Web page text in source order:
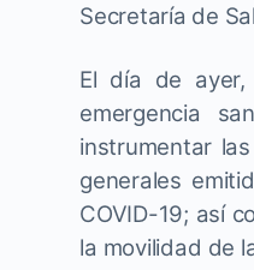
Secretaría de
El día de
emergencia
instrumentar
generales
COVID-19; así
la movilidad de